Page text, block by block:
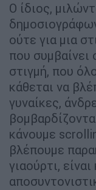
Ο ίδιος,
ούτε για μια
που
στιγμή, που
κάθεται να
γυναίκες,
κάνουμε
βλέπουμε
γιαούρτι,